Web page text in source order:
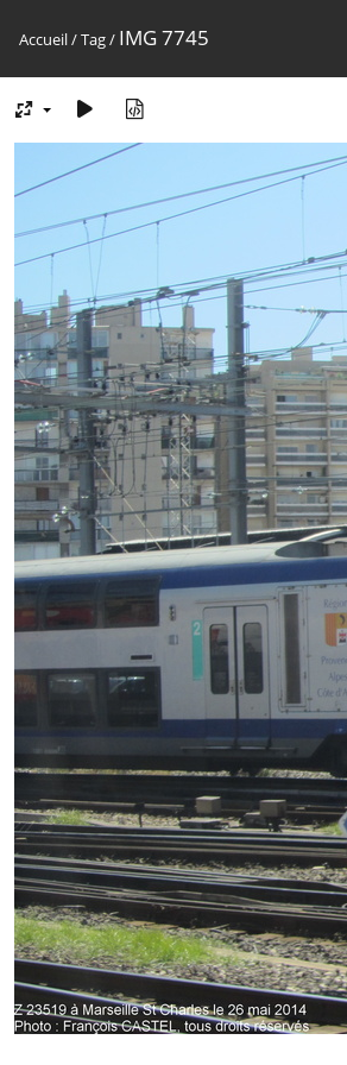
Accueil/Tag/ IMG 7745